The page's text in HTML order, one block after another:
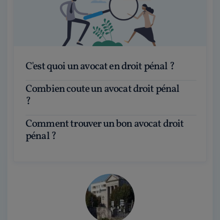
C'est quoi un avocat en droit pénal ?
Combien coute un avocat droit pénal
?
Comment trouver un bon avocat droit
pénal ?